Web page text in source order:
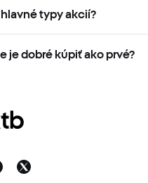
typy akcií?
je dobré kúpiť ako prvé?